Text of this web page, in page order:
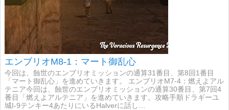
エンブリオM8-1：マート御乱心
今回は、蝕世のエンブリオミッションの通算31番目、第8回1番目
「マート御乱心」を進めていきます。 エンブリオM7-4：燃えよアル
テニア今回は、蝕世のエンブリオミッションの通算30番目、第7回4
番目「燃えよアルテニア」を進めていきます。攻略手順ドラギーユ
城I-9テンキー4あたりにいるHalverに話し…